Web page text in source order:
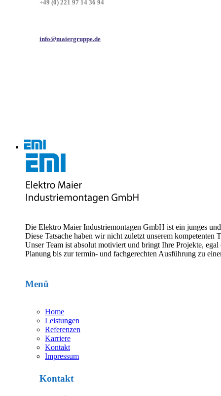
+49 (0) 221 97 14 36 94
info@maiergruppe.de
Die Elektro Maier Industriemontagen GmbH ist ein junges
Diese Tatsache haben wir nicht zuletzt unserem kompetenten
Unser Team ist absolut motiviert und bringt Ihre Projekte,
Planung bis zur termin- und fachgerechten Ausführung zu
Menü
Home
Leistungen
Referenzen
Karriere
Kontakt
Impressum
Kontakt